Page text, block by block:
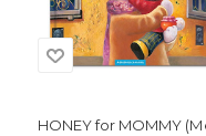
HONEY for MOMMY